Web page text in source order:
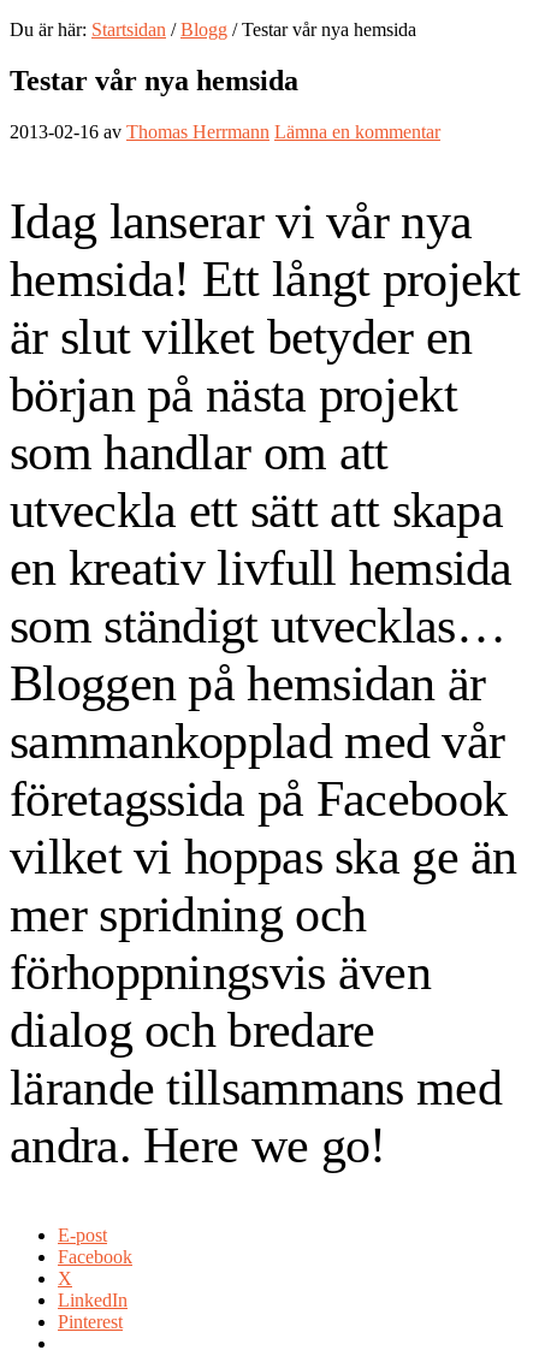
Du är här: Startsidan /Blogg / Testar vår nya hemsida
Testar vår nya hemsida
2013-02-16 av Thomas Herrmann Lämna en kommentar
Idag lanserar vi vår nya
hemsida! Ett långt projekt
är slut vilket betyder en
början på nästa projekt
som handlar om att
utveckla ett sätt att skapa
en kreativ livfull hemsida
som ständigt utvecklas…
Bloggen på hemsidan är
sammankopplad med vår
företagssida på Facebook
vilket vi hoppas ska ge än
mer spridning och
förhoppningsvis även
dialog och bredare
lärande tillsammans med
andra. Here we go!
E-post
Facebook
X
LinkedIn
Pinterest